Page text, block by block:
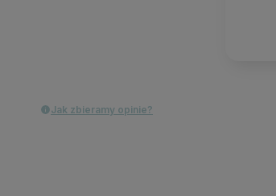
Jak zbieramy opinie?